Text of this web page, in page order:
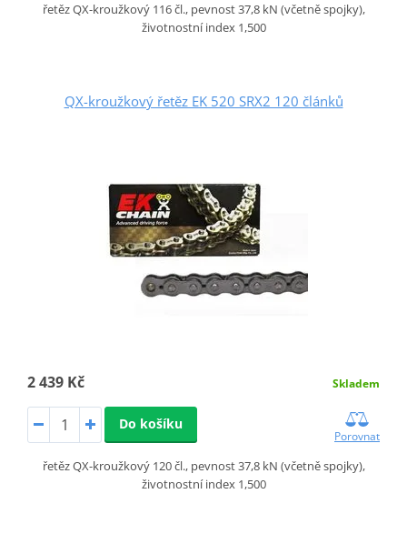
řetěz QX-kroužkový 116 čl., pevnost 37,8 kN (včetně spojky),
životnostní index 1,500
QX-kroužkový řetěz EK 520 SRX2 120 článků
2 439 Kč Skladem
Do košíku
Porovnat
řetěz QX-kroužkový 120 čl., pevnost 37,8 kN (včetně spojky),
životnostní index 1,500